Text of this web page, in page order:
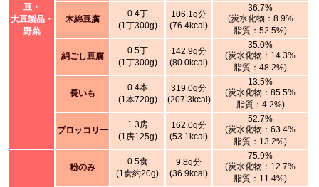
豆・
大豆製品・
野菜
木綿豆腐
0.4丁
(1丁300g)
106.1g分
(76.4kcal)
36.7%
(炭水化物：8.9%
脂質：52.5%)
絹ごし豆腐
0.5丁
(1丁300g)
142.9g分
(80.0kcal)
35.0%
(炭水化物：14.3%
脂質：48.2%)
長いも
0.4本
(1本720g)
319.0g分
(207.3kcal)
13.5%
(炭水化物：85.5%
脂質：4.2%)
ブロッコリー
1.3房
(1房125g)
162.0g分
(53.1kcal)
52.7%
(炭水化物：63.4%
脂質：13.2%)
粉のみ
0.5食
(1食約20g)
9.8g分
(36.9kcal)
75.9%
(炭水化物：12.7%
脂質：11.4%)